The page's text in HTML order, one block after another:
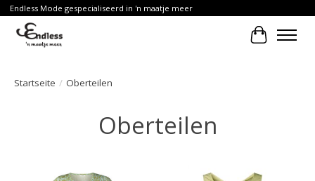
Endless Mode gespecialiseerd in 'n maatje meer
Ihr
Startseite / Oberteilen
Oberteilen